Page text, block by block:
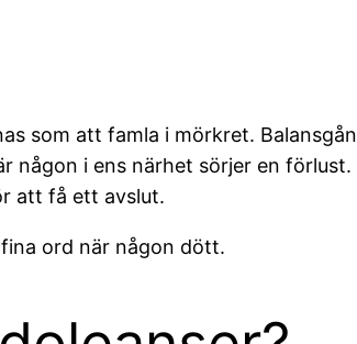
som att famla i mörkret.
i ens närhet sörjer en
att få ett avslut.
ord när någon dött.